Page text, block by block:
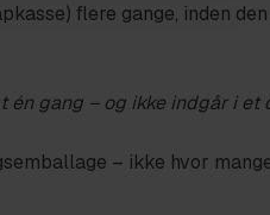
flere gange, inden
gang – og ikke indgår i et
– ikke hvor